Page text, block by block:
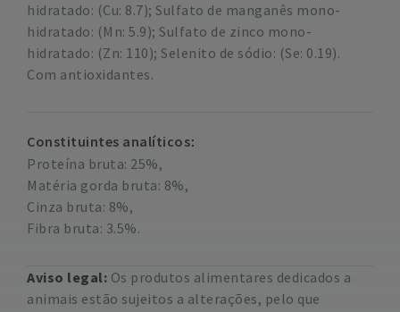
hidratado: (Cu: 8.7); Sulfato de manganês mono-
hidratado: (Mn: 5.9); Sulfato de zinco mono-
hidratado: (Zn: 110); Selenito de sódio: (Se: 0.19).
Com antioxidantes.
Constituintes analíticos
Proteína bruta: 25%,
Matéria gorda bruta: 8%,
Cinza bruta: 8%,
Fibra bruta: 3.5%.
Aviso legal: Os produtos alimentares dedicados a
animais estão sujeitos a alterações, pelo que